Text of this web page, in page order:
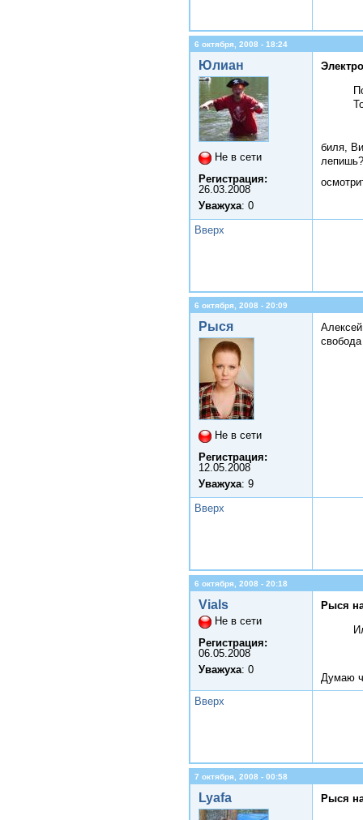
6 октября, 2008 - 18:24
Юлиан
Не в сети
Регистрация:
26.03.2008
Уважуха: 0
биля,
Вверх
6 октября, 2008 - 20:09
Рыся
Не в сети
Регистрация:
12.05.2008
Уважуха: 9
Вверх
6 октября, 2008 - 20:18
Vials
Не в сети
Регистрация:
06.05.2008
Уважуха: 0
Рыся
Думаю
Вверх
7 октября, 2008 - 00:58
Lyafa Рыся